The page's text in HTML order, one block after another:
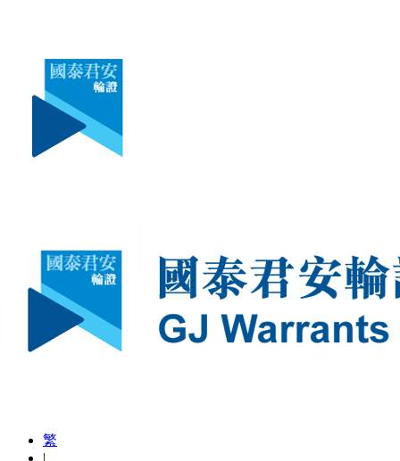
繁
|